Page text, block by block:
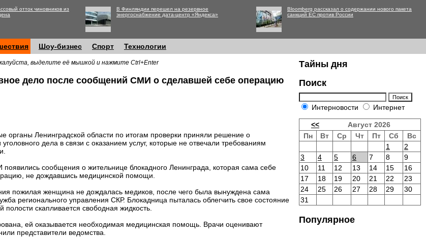
отток чиновников из
В Финляндии перешел на резервное
энергоснабжение дата-центр «Яндекса»
Bloomberg рассказал о содержании нового пакета
санкций ЕС против России
Шоу-бизнес Спорт Технологии
выделите её мышкой и нажмите Ctrl+Enter
дело после сообщений СМИ о сделавшей себе операцию
органы Ленинградской области по итогам проверки приняли решение о
уголовного дела в связи с оказанием услуг, которые не отвечали требованиям
сообщения о жительнице блокадного Ленинграда, которая сама себе
не дождавшись медицинской помощи.
пожилая женщина не дождалась медиков, после чего была вынуждена сама
регионального управления СКР. Блокадница пыталась облегчить свое состояние
скапливается свободная жидкость.
ей оказывается необходимая медицинская помощь. Врачи оценивают
представители ведомства.
Тайны дня
Поиск
Интерновости Интернет
<<
Август 2026
Пн
Вт Ср Чт Пт Сб
Вс
1
2
3
4 5 6 7 8
9
10
11 12 13 14 15
16
17
18 19 20 21 22
23
24
25 26 27 28 29
30
31
Популярное